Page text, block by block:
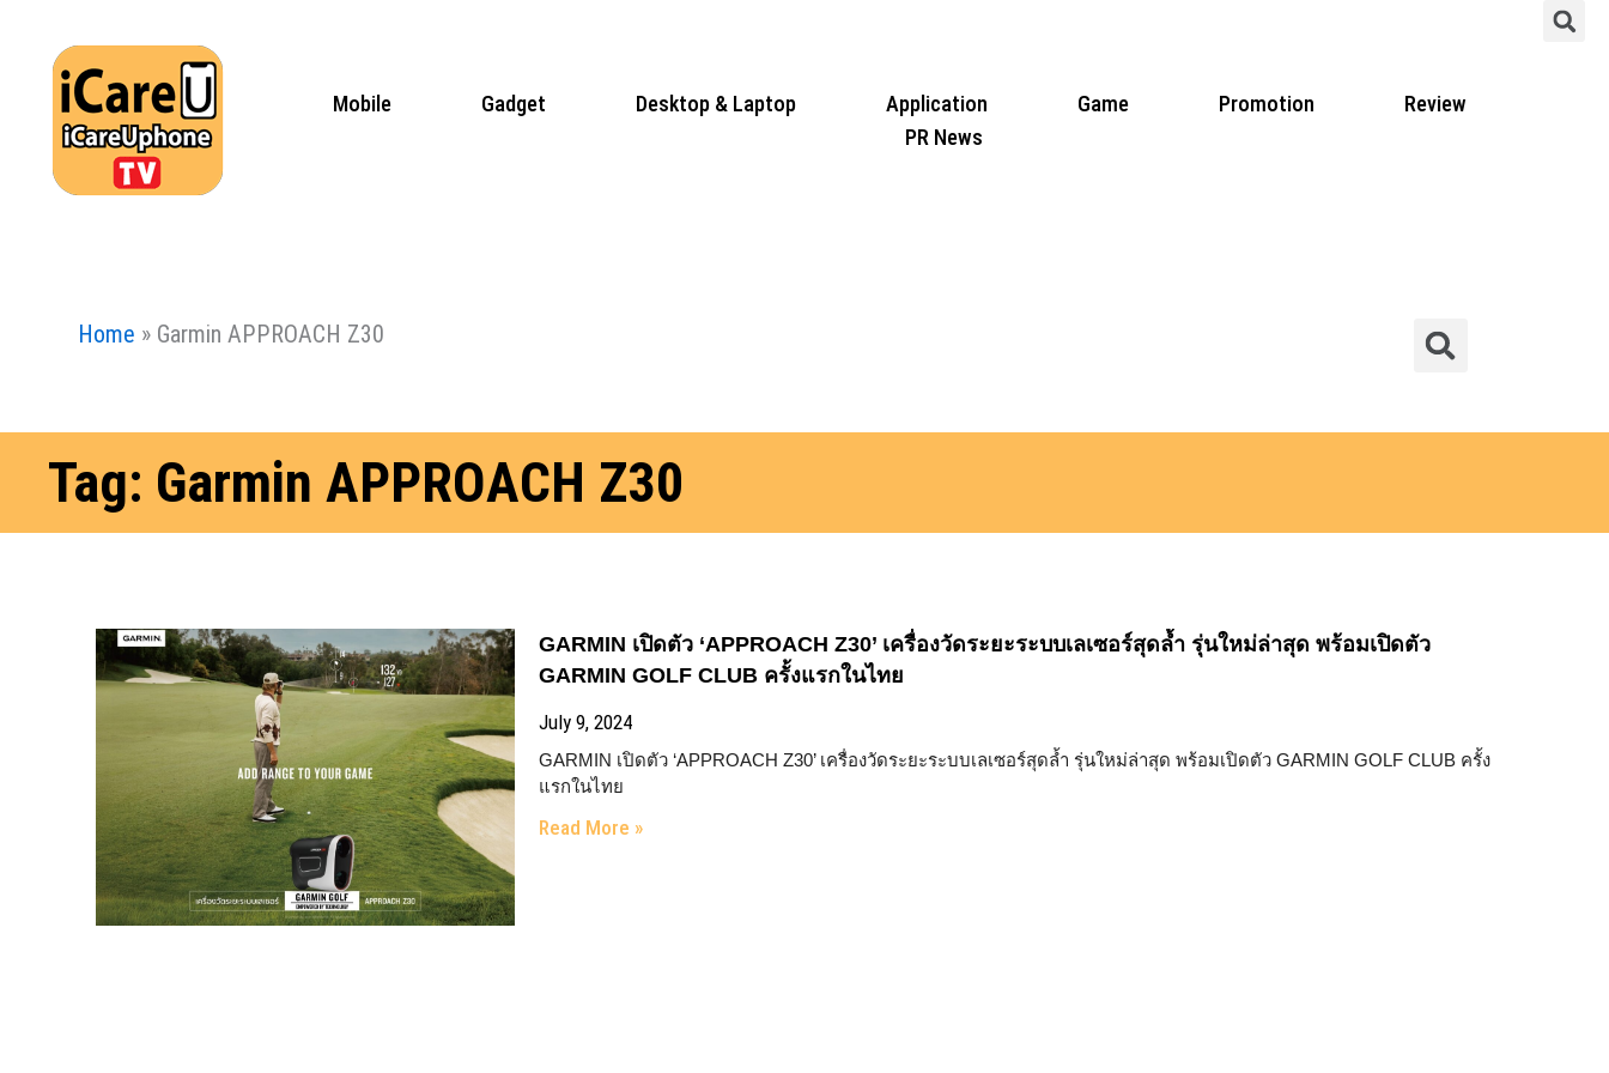
content
Mobile Gadget Desktop & Laptop Application Game Promotion
Review
PR News
Home » Garmin APPROACH Z30
Tag: Garmin APPROACH Z30
GARMIN เปิดตัว ‘APPROACH Z30’ เครื่องวัดระยะระบบเลเซอร์สุดล้ำ รุ่นใหม่ล่าสุด พร้อมเปิดตัว
GARMIN GOLF CLUB ครั้งแรกในไทย
July 9, 2024
GARMIN เปิดตัว ‘APPROACH Z30’ เครื่องวัดระยะระบบเลเซอร์สุดล้ำ รุ่นใหม่ล่าสุด พร้อมเปิดตัว GARMIN GOLF CLUB ครั้ง
แรกในไทย
Read More »